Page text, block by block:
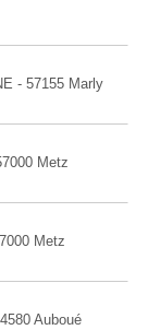
- 57155 Marly
Metz
Metz
Auboué